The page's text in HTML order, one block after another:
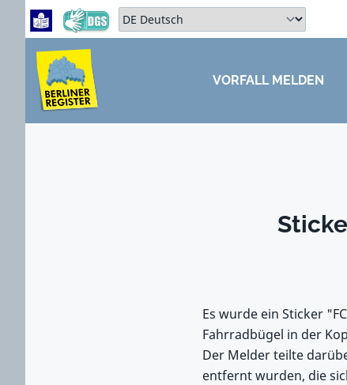
Zum Hauptbereich springen
Zum Hauptmenü springen
Sprache auswählen:
ZUM HAUPTBEREICH SPRINGEN
VORFALL MELDEN
Es wurde ein Sticker
Fahrradbügel in der
Der Melder teilte
entfernt wurden, die